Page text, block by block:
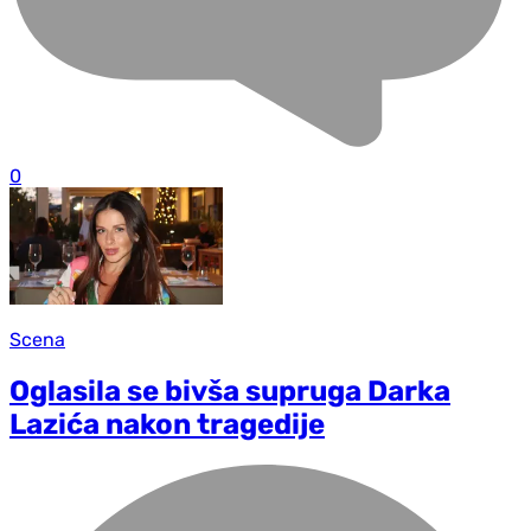
0
Scena
Oglasila se bivša supruga Darka
Lazića nakon tragedije